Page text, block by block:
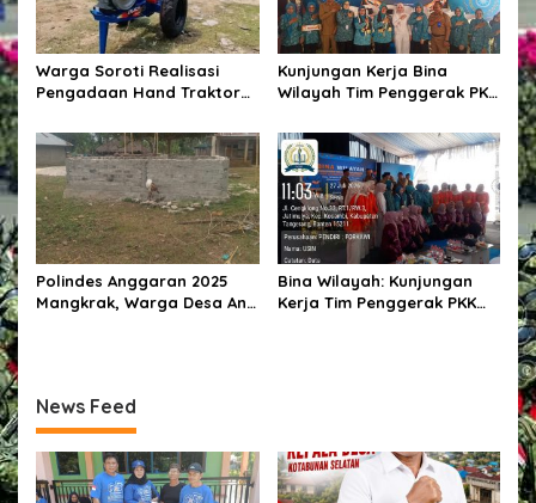
Warga Soroti Realisasi
Pengadaan Hand Traktor
Desa Kendu Wela
Kunjungan Kerja Bina
Wilayah Tim Penggerak PKK
Desa Jati Mulya,
Kecamatan Kosambi
Polindes Anggaran 2025
Mangkrak, Warga Desa Ana
Bina Wilayah: Kunjungan
Kerja Tim Penggerak PKK
News Feed